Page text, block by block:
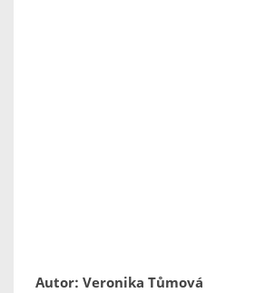
Autor: Veronika Tůmová